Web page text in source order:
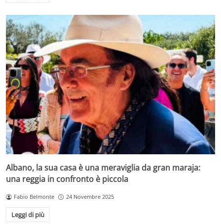
Albano, la sua casa è una meraviglia da gran maraja:
una reggia in confronto è piccola
Fabio Belmonte 24 Novembre 2025
Leggi di più